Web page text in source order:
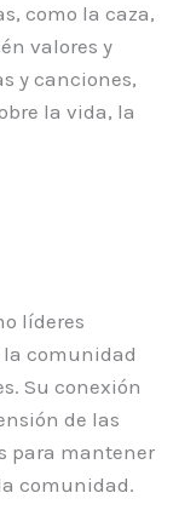
como la caza,
valores y
y canciones,
la vida, la
líderes
la comunidad
Su conexión
de las
para mantener
comunidad.